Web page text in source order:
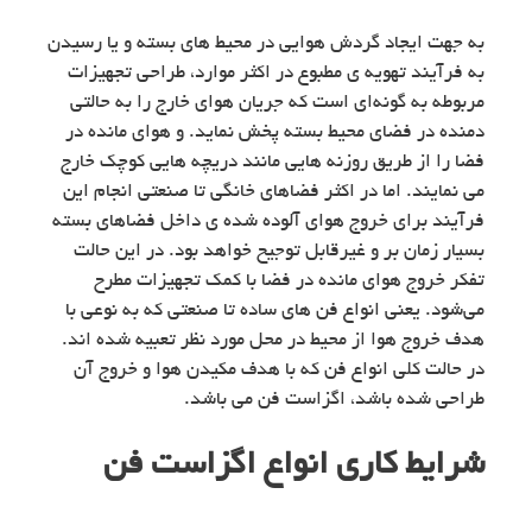
به جهت ایجاد گردش هوایی در محیط های بسته و یا رسیدن
به فرآیند تهویه ی مطبوع در اکثر موارد، طراحی تجهیزات
مربوطه به گونه‌ای است که جریان هوای خارج را به حالتی
دمنده در فضای محیط بسته پخش نماید. و هوای مانده در
فضا را از طریق روزنه هایی مانند دریچه هایی کوچک خارج
می نمایند. اما در اکثر فضاهای خانگی تا صنعتی انجام این
فرآیند برای خروج هوای آلوده شده ی داخل فضاهای بسته
بسیار زمان بر و غیرقابل توجیح خواهد بود. در این حالت
تفکر خروج هوای مانده در فضا با کمک تجهیزات مطرح
می‌شود. یعنی انواع فن های ساده تا صنعتی که به نوعی با
هدف خروج هوا از محیط در محل مورد نظر تعبیه شده اند.
در حالت کلی انواع فن که با هدف مکیدن هوا و خروج آن
طراحی شده باشد، اگزاست فن می باشد.
شرایط کاری انواع اگزاست فن